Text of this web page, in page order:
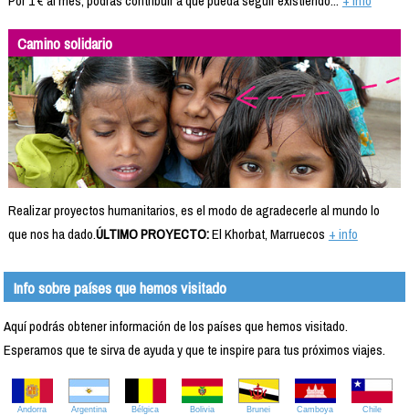
Camino solidario
Realizar proyectos humanitarios, es el modo de agradecerle al mundo lo
que nos ha dado.ÚLTIMO PROYECTO:El Khorbat, Marruecos + info
Info sobre países que hemos visitado
Aquí podrás obtener información de los países que hemos visitado.
Esperamos que te sirva de ayuda y que te inspire para tus próximos viajes.
Andorra Argentina Bélgica Bolivia Brunei Camboya Chile